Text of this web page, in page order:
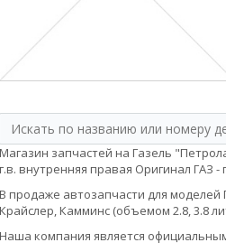
Магазин запчастей на Газель
г.в. внутренняя правая Оригинал ГАЗ -
В продаже автозапчасти для моделей
Крайслер, Камминс (объемом 2.8, 3.8
Наша компания является